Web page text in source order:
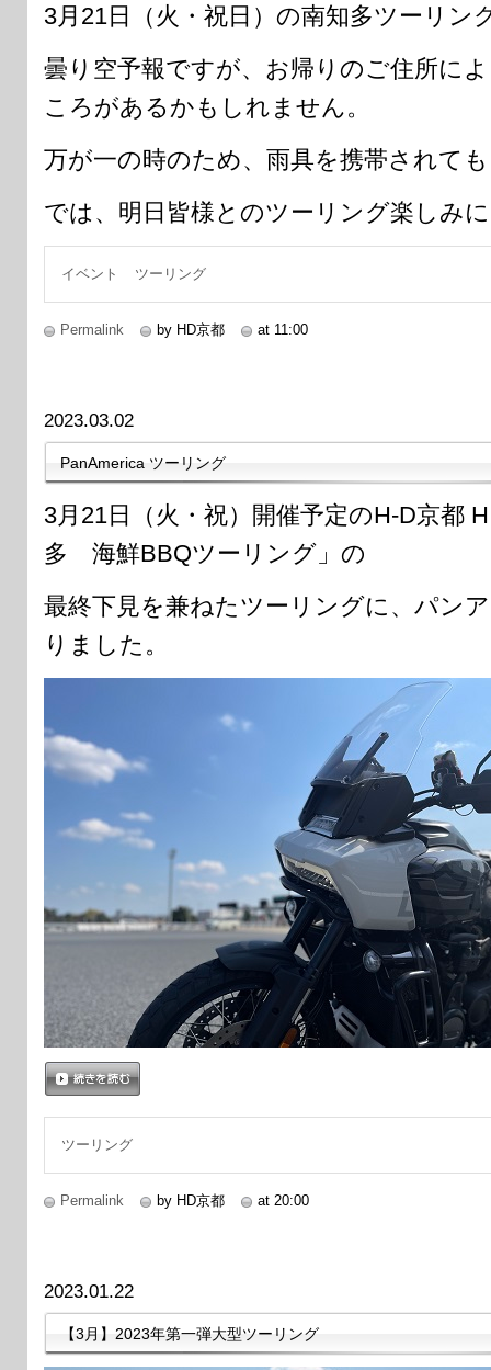
3月21日（火・祝日）の南知多ツーリン
曇り空予報ですが、お帰りのご住所に
ころがあるかもしれません。
万が一の時のため、雨具を携帯されて
では、明日皆様とのツーリング楽しみ
イベント ツーリング
Permalink by HD京都 at 11:00
2023.03.02
PanAmerica ツーリング
3月21日（火・祝）開催予定のH-D京都
多 海鮮BBQツーリング」の
最終下見を兼ねたツーリングに、パン
りました。
ツーリング
Permalink by HD京都 at 20:00
2023.01.22
【3月】2023年第一弾大型ツーリング